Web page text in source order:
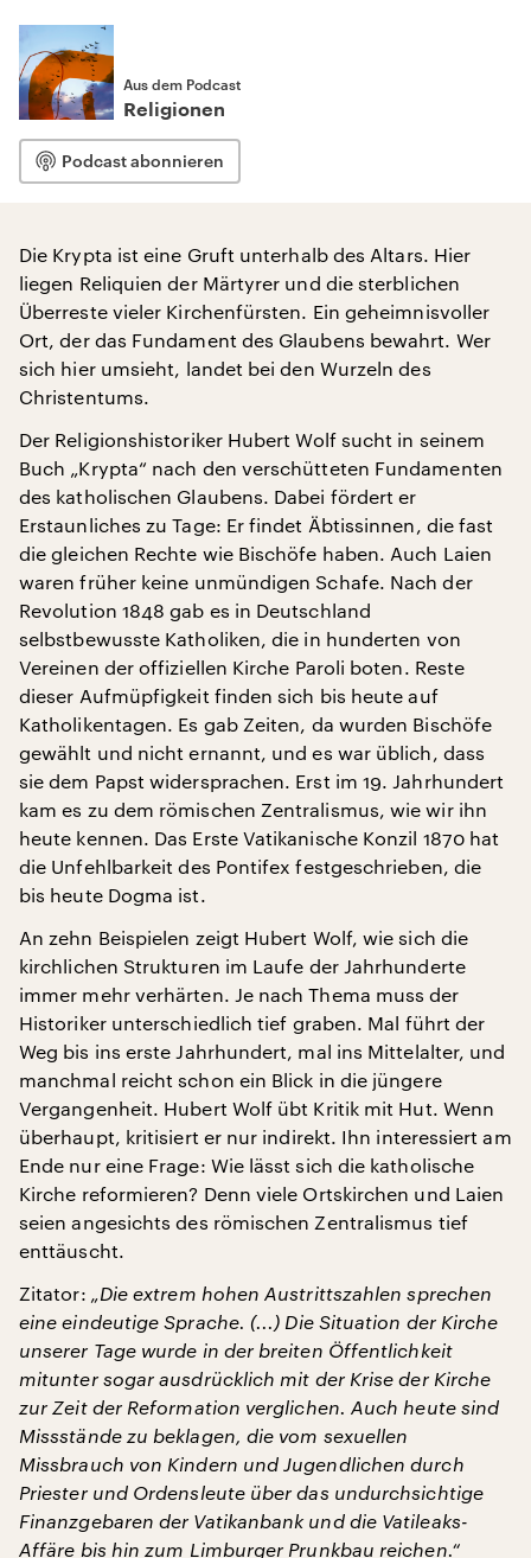
Aus dem Podcast
Religionen
Podcast abonnieren
Die Krypta ist eine Gruft unterhalb des Altars. Hier
liegen Reliquien der Märtyrer und die sterblichen
Überreste vieler Kirchenfürsten. Ein geheimnisvoller
Ort, der das Fundament des Glaubens bewahrt. Wer
sich hier umsieht, landet bei den Wurzeln des
Christentums.
Der Religionshistoriker Hubert Wolf sucht in seinem
Buch „Krypta“ nach den verschütteten Fundamenten
des katholischen Glaubens. Dabei fördert er
Erstaunliches zu Tage: Er findet Äbtissinnen, die fast
die gleichen Rechte wie Bischöfe haben. Auch Laien
waren früher keine unmündigen Schafe. Nach der
Revolution 1848 gab es in Deutschland
selbstbewusste Katholiken, die in hunderten von
Vereinen der offiziellen Kirche Paroli boten. Reste
dieser Aufmüpfigkeit finden sich bis heute auf
Katholikentagen. Es gab Zeiten, da wurden Bischöfe
gewählt und nicht ernannt, und es war üblich, dass
sie dem Papst widersprachen. Erst im 19. Jahrhundert
kam es zu dem römischen Zentralismus, wie wir ihn
heute kennen. Das Erste Vatikanische Konzil 1870 hat
die Unfehlbarkeit des Pontifex festgeschrieben, die
bis heute Dogma ist.
An zehn Beispielen zeigt Hubert Wolf, wie sich die
kirchlichen Strukturen im Laufe der Jahrhunderte
immer mehr verhärten. Je nach Thema muss der
Historiker unterschiedlich tief graben. Mal führt der
Weg bis ins erste Jahrhundert, mal ins Mittelalter, und
manchmal reicht schon ein Blick in die jüngere
Vergangenheit. Hubert Wolf übt Kritik mit Hut. Wenn
überhaupt, kritisiert er nur indirekt. Ihn interessiert am
Ende nur eine Frage: Wie lässt sich die katholische
Kirche reformieren? Denn viele Ortskirchen und Laien
seien angesichts des römischen Zentralismus tief
enttäuscht.
Zitator: „Die extrem hohen Austrittszahlen sprechen
eine eindeutige Sprache. (...) Die Situation der Kirche
unserer Tage wurde in der breiten Öffentlichkeit
mitunter sogar ausdrücklich mit der Krise der Kirche
zur Zeit der Reformation verglichen. Auch heute sind
Missstände zu beklagen, die vom sexuellen
Missbrauch von Kindern und Jugendlichen durch
Priester und Ordensleute über das undurchsichtige
Finanzgebaren der Vatikanbank und die Vatileaks-
Affäre bis hin zum Limburger Prunkbau reichen.“